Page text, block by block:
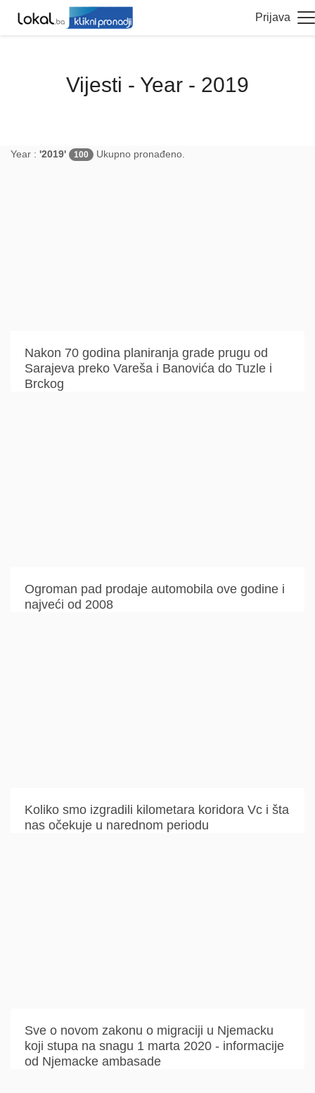
Prijava
Vijesti - Year - 2019
Year : '2019' 100 Ukupno pronađeno.
Nakon 70 godina planiranja grade prugu od
Sarajeva preko Vareša i Banovića do Tuzle i
Brckog
Ogroman pad prodaje automobila ove godine i
najveći od 2008
Koliko smo izgradili kilometara koridora Vc i šta
nas očekuje u narednom periodu
Sve o novom zakonu o migraciji u Njemacku
koji stupa na snagu 1 marta 2020 - informacije
od Njemacke ambasade